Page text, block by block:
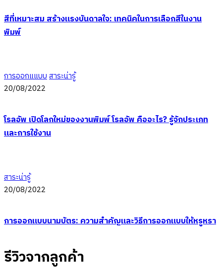
สีที่เหมาะสม สร้างแรงบันดาลใจ: เทคนิคในการเลือกสีในงาน
พิมพ์
การออกแแบบสาระน่ารู้
20/08/2022
โรลอัพ เปิดโลกใหม่ของงานพิมพ์ โรลอัพ คืออะไร? รู้จักประเภท
และการใช้งาน
สาระน่ารู้
20/08/2022
การออกแบบนามบัตร: ความสำคัญและวิธีการออกแบบให้หรูหรา
รีวิวจากลูกค้า